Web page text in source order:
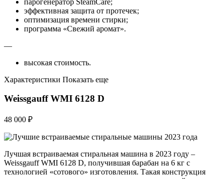
эффективная защита от протечек;
оптимизация времени стирки;
программа «Свежий аромат».
—
высокая стоимость.
Характеристики Показать еще
Weissgauff WMI 6128 D
48 000 ₽
Лучшая встраиваемая стиральная машина в 2023 году –
Weissgauff WMI 6128 D, получившая барабан на 6 кг с
технологией «сотового» изготовления. Такая конструкция